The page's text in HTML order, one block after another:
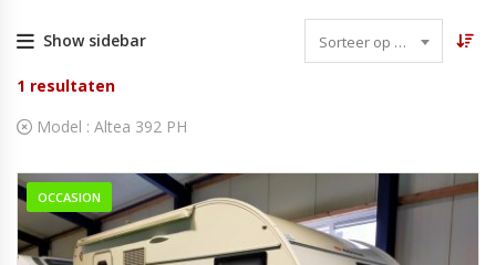
Show sidebar Sorteer op datum
1 resultaten
Model : Altea 392 PH
OCCASION